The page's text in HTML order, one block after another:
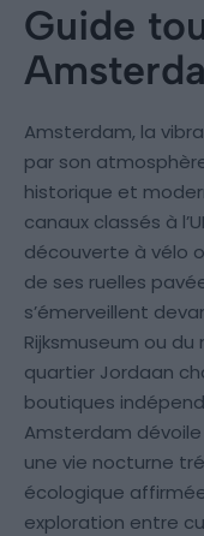
Guide
Amsterdam, la
par son
historique et
canaux classés à
découverte à vélo
de ses ruelles
s’émerveillent
Rijksmuseum ou
quartier Jordaan
boutiques
Amsterdam
une vie nocturne
écologique
exploration entre